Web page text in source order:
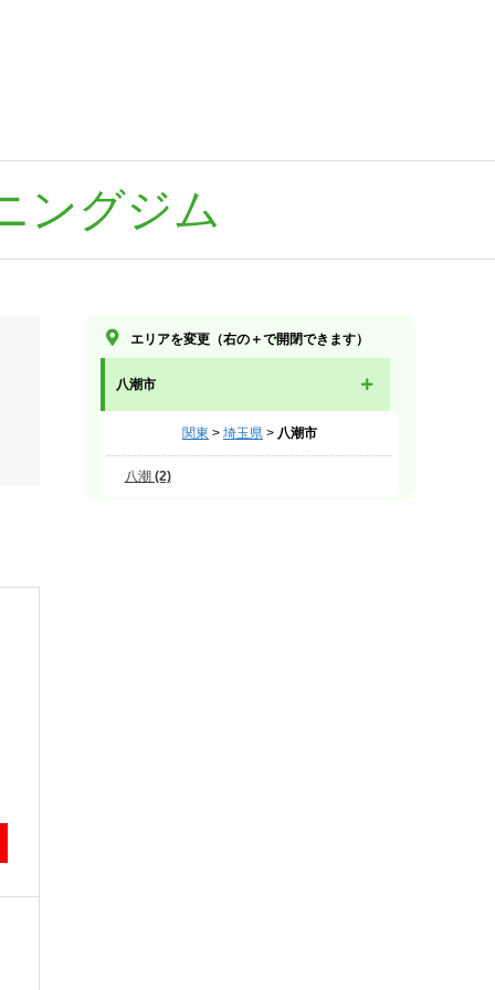
ングジム
エリアを変更（右の＋で開閉できます）
八潮市
関東 > 埼玉県 > 八潮市
八潮 (2)